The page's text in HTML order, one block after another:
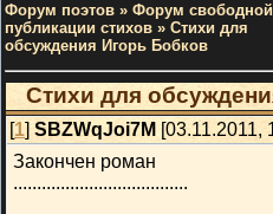
Форум поэтов » Форум свободной
публикации стихов » Стихи для
обсуждения Игорь Бобков
Стихи для
[1] SBZWqJoi7M [03.11.2011,
Закончен роман
.....................................